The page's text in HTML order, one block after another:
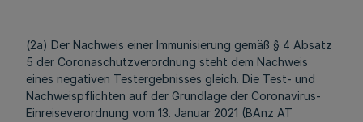
(2a) Der Nachweis einer Immunisierung gemäß § 4 Absatz
5 der Coronaschutzverordnung steht dem Nachweis
eines negativen Testergebnisses gleich. Die Test- und
Nachweispflichten auf der Grundlage der Coronavirus-
Einreiseverordnung vom 13. Januar 2021 (BAnz AT